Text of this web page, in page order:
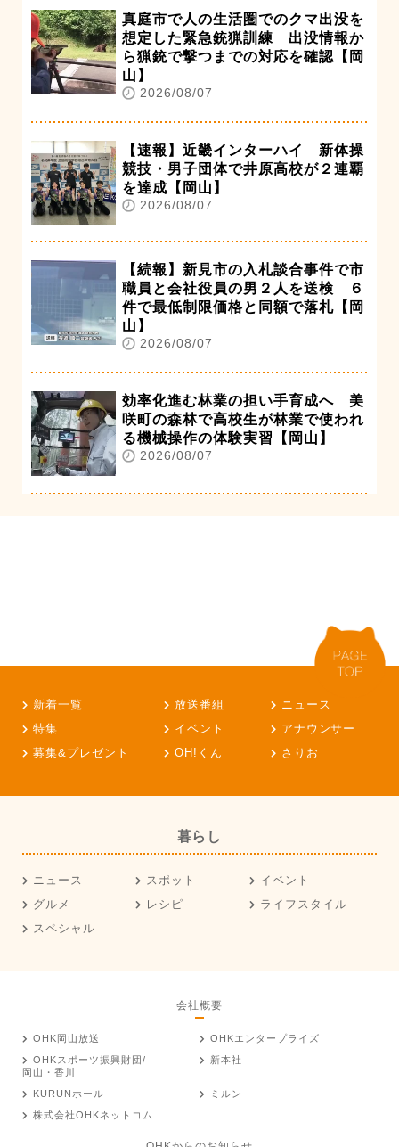
真庭市で人の生活圏でのクマ出没を
想定した緊急銃猟訓練 出没情報か
ら猟銃で撃つまでの対応を確認【岡
山】
2026/08/07
【速報】近畿インターハイ 新体操
競技・男子団体で井原高校が２連覇
を達成【岡山】
2026/08/07
【続報】新見市の入札談合事件で市
職員と会社役員の男２人を送検 ６
件で最低制限価格と同額で落札【岡
山】
2026/08/07
効率化進む林業の担い手育成へ 美
咲町の森林で高校生が林業で使われ
る機械操作の体験実習【岡山】
2026/08/07
新着一覧 放送番組
ニュース
特集
イベント
アナウンサー
募集&プレゼント
OH!くん さりお
暮らし
ニュース スポット
イベント
グルメ
レシピ
ライフスタイル
スペシャル
会社概要
OHK岡山放送
OHKエンタープライズ
OHKスポーツ振興財団/
岡山・香川
新本社
KURUNホール
ミルン
株式会社OHKネットコム